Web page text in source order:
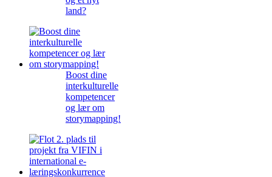
land?
Boost dine
interkulturelle
kompetencer
og lær om
storymapping!